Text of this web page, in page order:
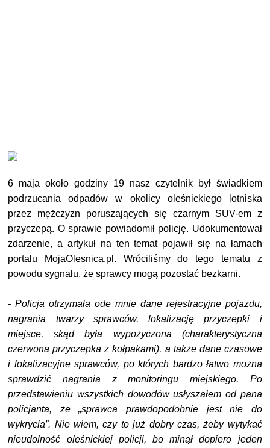
6 maja około godziny 19 nasz czytelnik był świadkiem
podrzucania odpadów w okolicy oleśnickiego lotniska
przez mężczyzn poruszających się czarnym SUV-em z
przyczepą. O sprawie powiadomił policję. Udokumentował
zdarzenie, a artykuł na ten temat pojawił się na łamach
portalu MojaOlesnica.pl. Wróciliśmy do tego tematu z
powodu sygnału, że sprawcy mogą pozostać bezkarni.
- Policja otrzymała ode mnie dane rejestracyjne pojazdu,
nagrania twarzy sprawców, lokalizację przyczepki i
miejsce, skąd była wypożyczona (charakterystyczna
czerwona przyczepka z kołpakami), a także dane czasowe
i lokalizacyjne sprawców, po których bardzo łatwo można
sprawdzić nagrania z monitoringu miejskiego. Po
przedstawieniu wszystkich dowodów usłyszałem od pana
policjanta, że „sprawca prawdopodobnie jest nie do
wykrycia”. Nie wiem, czy to już dobry czas, żeby wytykać
nieudolność oleśnickiej policji, bo minął dopiero jeden